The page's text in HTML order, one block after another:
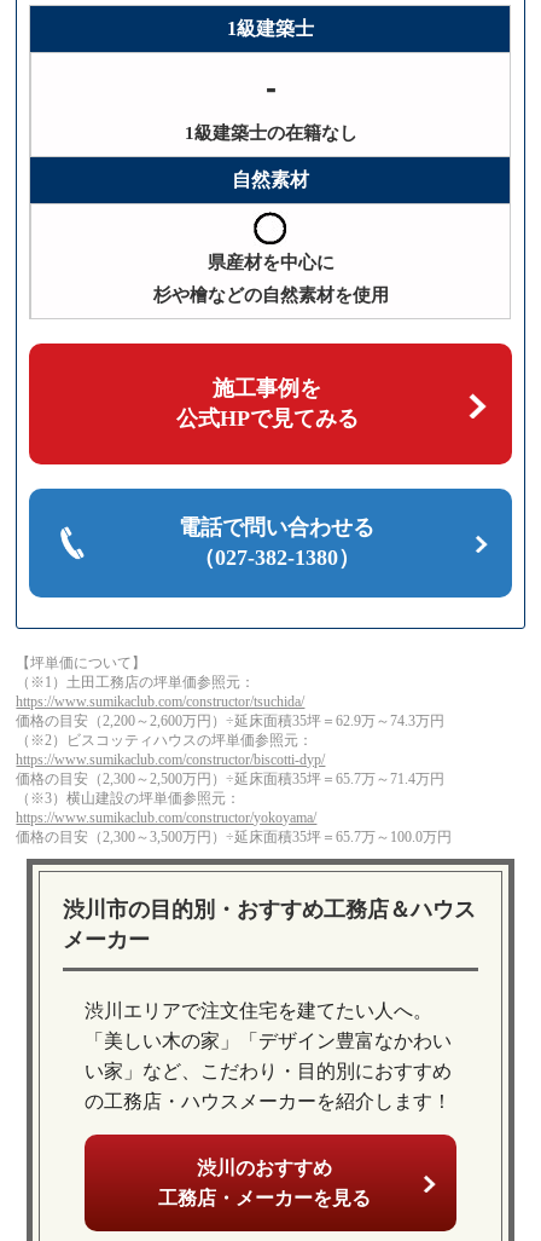
1級建築士
-
1級建築士の在籍なし
自然素材
県産材を中心に
杉や檜などの自然素材を使用
施工事例を
公式HPで見てみる
電話で問い合わせる
（027-382-1380）
【坪単価について】
（※1）土田工務店の坪単価参照元：
https://www.sumikaclub.com/constructor/tsuchida/
価格の目安（2,200～2,600万円）÷延床面積35坪＝62.9万～74.3万円
（※2）ビスコッティハウスの坪単価参照元：
https://www.sumikaclub.com/constructor/biscotti-dyp/
価格の目安（2,300～2,500万円）÷延床面積35坪＝65.7万～71.4万円
（※3）横山建設の坪単価参照元：
https://www.sumikaclub.com/constructor/yokoyama/
価格の目安（2,300～3,500万円）÷延床面積35坪＝65.7万～100.0万円
渋川市の目的別・おすすめ工務店＆ハウス
メーカー
渋川エリアで注文住宅を建てたい人へ。
「美しい木の家」「デザイン豊富なかわい
い家」など、こだわり・目的別におすすめ
の工務店・ハウスメーカーを紹介します！
渋川のおすすめ
工務店・メーカーを見る